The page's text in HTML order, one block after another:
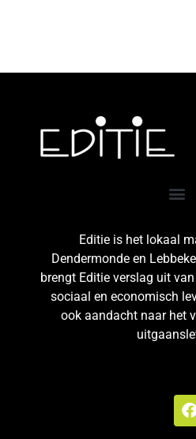
Editie is het lokaal
Dendermonde en
brengt Editie verslag uit
sociaal en economisch
ook aandacht naar het